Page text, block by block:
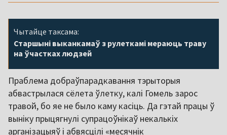
Чытайце таксама:
Старшыні выканкамаў з рулеткамі мераюць траву
на ўчастках людзей
Праблема добраўпарадкавання тэрыторыя
абвастрылася сёлета ўлетку, калі Гомель зарос
травой, бо яе не было каму касіць. Да гэтай працы ў
выніку прыцягнулі супрацоўнікаў некалькіх
арганізацыяў і абвясцілі «месячнік